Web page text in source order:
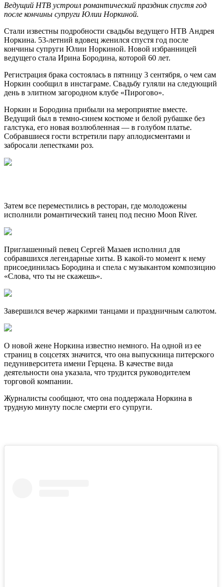
Ведущий НТВ устроил романтический праздник спустя год
после кончины супруги Юлии Норкиной.
Стали известны подробности свадьбы ведущего НТВ Андрея
Норкина. 53-летний вдовец женился спустя год после
кончины супруги Юлии Норкиной. Новой избранницей
ведущего стала Ирина Бородина, которой 60 лет.
Регистрация брака состоялась в пятницу 3 сентября, о чем сам
Норкин сообщил в инстаграме. Свадьбу гуляли на следующий
день в элитном загородном клубе «Пирогово».
Норкин и Бородина прибыли на мероприятие вместе.
Ведущий был в темно-синем костюме и белой рубашке без
галстука, его новая возлюбленная — в голубом платье.
Собравшиеся гости встретили пару аплодисментами и
забросали лепестками роз.
Затем все переместились в ресторан, где молодожены
исполнили романтический танец под песню Moon River.
Приглашенный певец Сергей Мазаев исполнил для
собравшихся легендарные хиты. В какой-то момент к нему
присоединилась Бородина и спела с музыкантом композицию
«Слова, что ты не скажешь».
Завершился вечер жаркими танцами и праздничным салютом.
О новой жене Норкина известно немного. На одной из ее
страниц в соцсетях значится, что она выпускница питерского
педуниверситета имени Герцена. В качестве вида
деятельности она указала, что трудится руководителем
торговой компании.
Журналисты сообщают, что она поддержала Норкина в
трудную минуту после смерти его супруги.